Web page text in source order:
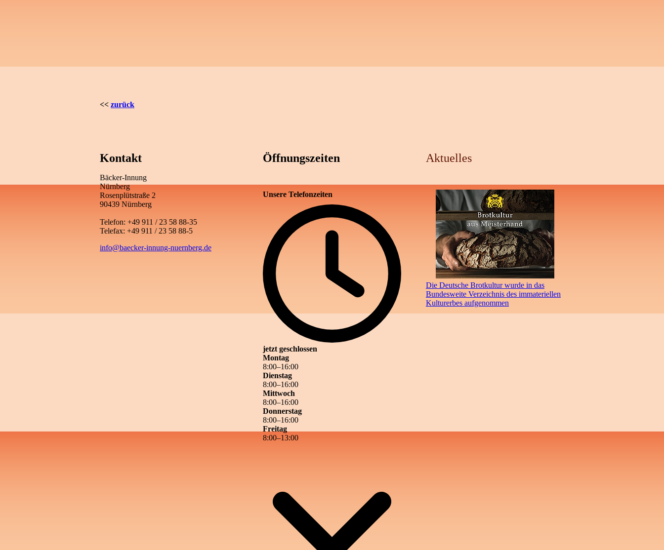
<< zurück
Kontakt
Bäcker-Innung
Nürnberg
Rosenplütstraße 2
90439 Nürnberg
Telefon: +49 911 / 23 58 88-35
Telefax: +49 911 / 23 58 88-5
info@baecker-innung-nuernberg.de
Öffnungszeiten
Unsere Telefonzeiten
jetzt geschlossen
Montag
8:00–16:00
Dienstag
8:00–16:00
Mittwoch
8:00–16:00
Donnerstag
8:00–16:00
Freitag
8:00–13:00
Aktuelles
Die Deutsche Brotkultur wurde in das
Bundesweite Verzeichnis des immateriellen
Kulturerbes aufgenommen